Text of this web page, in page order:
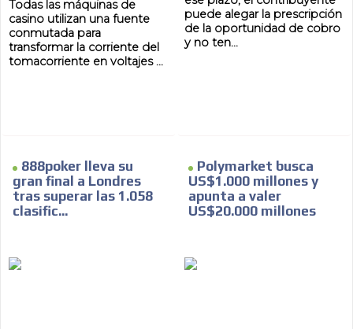
Todas las máquinas de
casino utilizan una fuente
conmutada para
transformar la corriente del
tomacorriente en voltajes ...
puede alegar la prescripción
de la oportunidad de cobro
y no ten...
888poker lleva su
gran final a Londres
tras superar las 1.058
clasific...
Polymarket busca
US$1.000 millones y
apunta a valer
US$20.000 millones